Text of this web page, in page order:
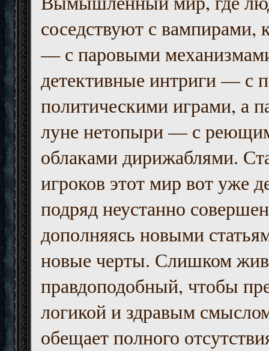
соседствуют с вампирами,
— с паровыми
детективные интриги — с
политическими играми, а
луне нетопыри — с
облаками дирижаблями.
игроков этот мир вот уже
подряд неустанно
дополняясь новыми
новые черты. Слишком
правдоподобный, чтобы
логикой и здравым
обещает полного